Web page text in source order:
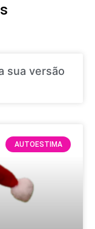
sua versão
AUTOESTIMA